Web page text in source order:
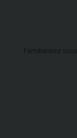
Familiarisez